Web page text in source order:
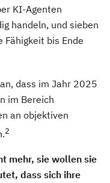
KI-Agenten
handeln, und sieben
Fähigkeit bis Ende
dass im Jahr 2025
im Bereich
an objektiven
2
mehr, sie wollen sie
dass sich ihre